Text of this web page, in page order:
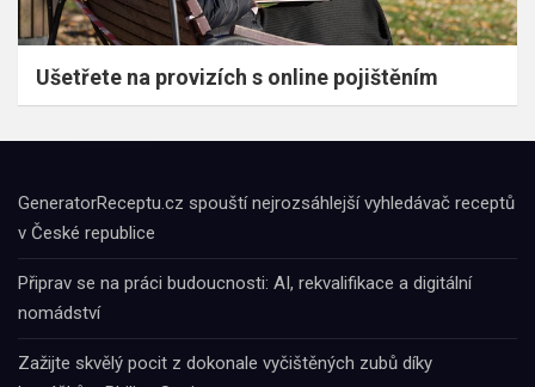
Ušetřete na provizích s online pojištěním
GeneratorReceptu.cz spouští nejrozsáhlejší vyhledávač receptů
v České republice
Připrav se na práci budoucnosti: AI, rekvalifikace a digitální
nomádství
Zažijte skvělý pocit z dokonale vyčištěných zubů díky